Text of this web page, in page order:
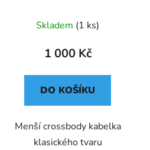
Skladem (1 ks)
1 000 Kč
DO KOŠÍKU
Menší crossbody kabelka
klasického tvaru